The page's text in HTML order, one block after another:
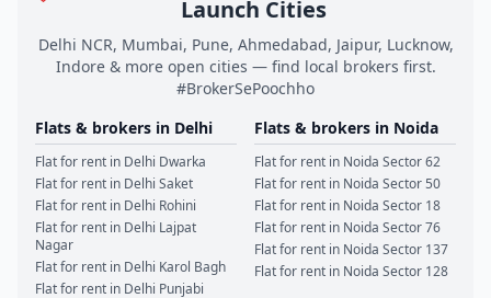
Launch Cities
Delhi NCR, Mumbai, Pune, Ahmedabad, Jaipur, Lucknow,
Indore & more open cities — find local brokers first.
#BrokerSePoochho
Flats & brokers in Delhi
Flat for rent in Delhi Dwarka
Flat for rent in Delhi Saket
Flat for rent in Delhi Rohini
Flat for rent in Delhi Lajpat
Nagar
Flat for rent in Delhi Karol Bagh
Flat for rent in Delhi Punjabi
Flats & brokers in Noida
Flat for rent in Noida Sector 62
Flat for rent in Noida Sector 50
Flat for rent in Noida Sector 18
Flat for rent in Noida Sector 76
Flat for rent in Noida Sector 137
Flat for rent in Noida Sector 128